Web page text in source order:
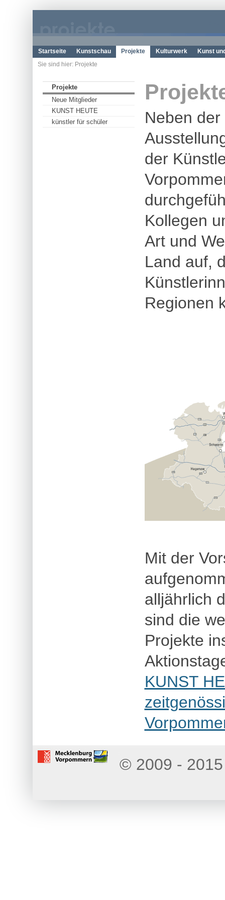
Startseite Kunstschau Projekte Kulturwerk
Kunst
Sie sind hier: Projekte
Projekte
Neue Mitglieder
KUNST HEUTE
künstler für schüler
Neben
der
Kollegen
Art und
Land auf,
Regionen
Mit der
alljährlich
sind die
Projekte
KUNST
© 2009 -